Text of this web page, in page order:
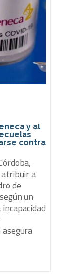
y al
contra
atribuir a
de
un